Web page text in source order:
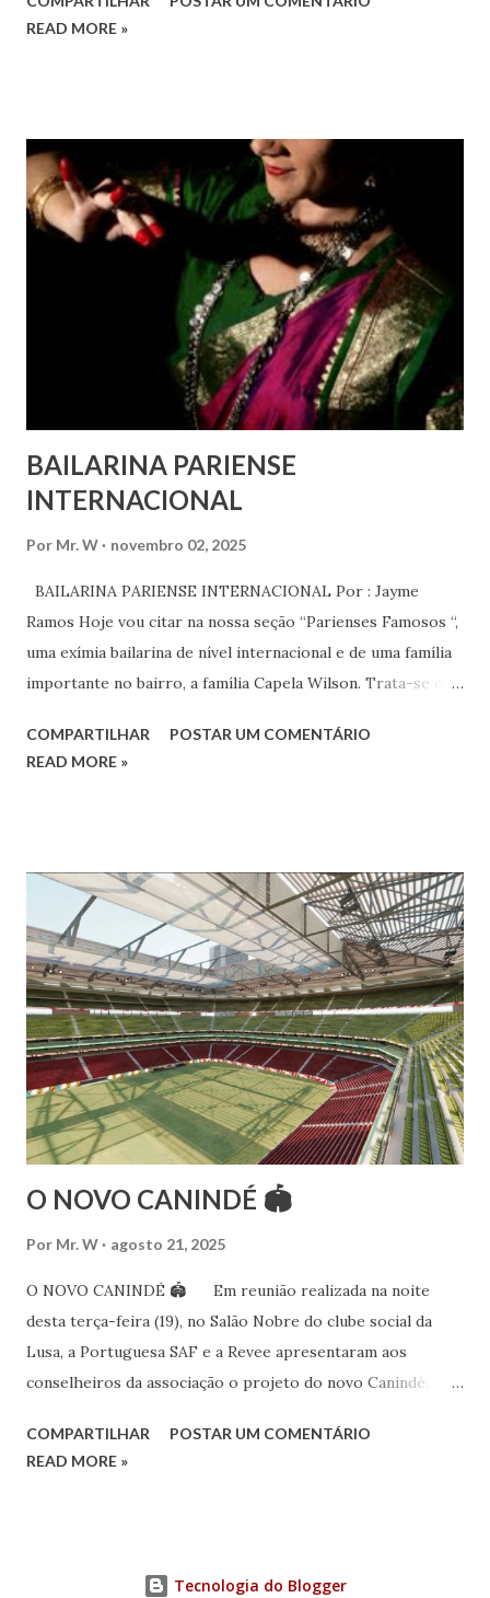
em todos os lugares. Este ano, o foco é sobre os direitos
Estes direitos humanos – os direitos à liberdade de opinião
e de expressão, de reunião pacífica e de associação, e de
participar no governo (artigos 19, 20 e 21 da Declaração
Universal dos Direitos Humanos ) – têm estado no centro
das mudanças históricas no mundo árabe nos últimos dois
anos, em que milhões foram às ruas para exigir mudanças.
Em outras partes do mundo, os “99%” fizeram suas vozes
serem ouvidas através ...
READ MORE »
BAILARINA PARIENSE
INTERNACIONAL
Por Mr. W novembro 02, 2025
BAILARINA PARIENSE INTERNACIONAL Por : Jayme
Ramos Hoje vou citar na nossa seção “Parienses Famosos “,
uma exímia bailarina de nível internacional e de uma família
importante no bairro, a família Capela Wilson. Trata-se da
Vamos às informações de seu site : Bailarina e professora
Esteve na Índia aprofundando seus estudos neste estilo
além de partir para pesquisa e vivência das danças
folclóricas do Rajastão (Kalbelia, Banjara, Ghoomar, Chair).
Bailarina profissional e professora de dança. Dedica-se há
15 anos ao estudo e pesquisa de danças étnicas, em especial
às danças ciganas, árabes e indianas. Iniciou seus estudos de
dança aos 4 anos de idade (em 1982) no balé clássico,
passando por diversas atividades co...
COMPARTILHAR
POSTAR UM COMENTÁRIO
READ MORE »
O NOVO CANINDÉ 🏟
Por Mr. W agosto 21, 2025
O NOVO CANINDÉ 🏟 Em reunião realizada na noite
desta terça-feira (19), no Salão Nobre do clube social da
Lusa, a Portuguesa SAF e a Revee apresentaram aos
conselheiros da associação o projeto do novo Canindé.
complexo, que englobará clube social, edifício garagem
COMPARTILHAR
POSTAR UM COMENTÁRIO
READ MORE »
Tecnologia do Blogger